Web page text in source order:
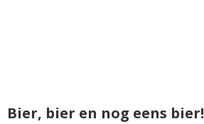
Bier, bier en nog eens bier!